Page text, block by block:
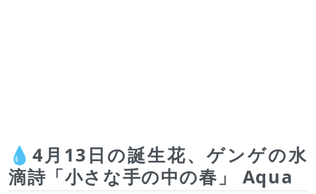
💧4月13日の誕生花、ゲンゲの水
滴詩「小さな手の中の春」 Aqua